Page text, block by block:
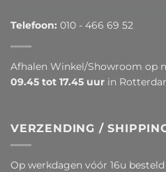
Telefoon: 010 - 466 69 52
Afhalen Winkel/Showroom op
09.45 tot 17.45 uur in
VERZENDING /
Op werkdagen vóór 16u